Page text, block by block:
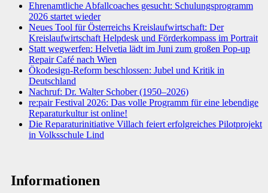
Ehrenamtliche Abfallcoaches gesucht: Schulungsprogramm
2026 startet wieder
Neues Tool für Österreichs Kreislaufwirtschaft: Der
Kreislaufwirtschaft Helpdesk und Förderkompass im Portrait
Statt wegwerfen: Helvetia lädt im Juni zum großen Pop-up
Repair Café nach Wien
Ökodesign-Reform beschlossen: Jubel und Kritik in
Deutschland
Nachruf: Dr. Walter Schober (1950–2026)
re:pair Festival 2026: Das volle Programm für eine lebendige
Reparaturkultur ist online!
Die Reparaturinitiative Villach feiert erfolgreiches Pilotprojekt
in Volksschule Lind
Informationen